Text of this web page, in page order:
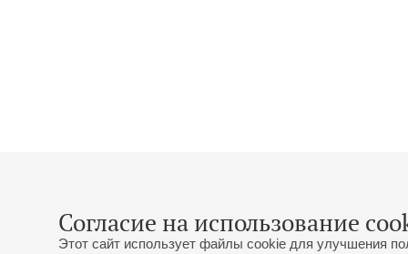
Согласие на использование
Этот сайт использует файлы cookie для улучшения